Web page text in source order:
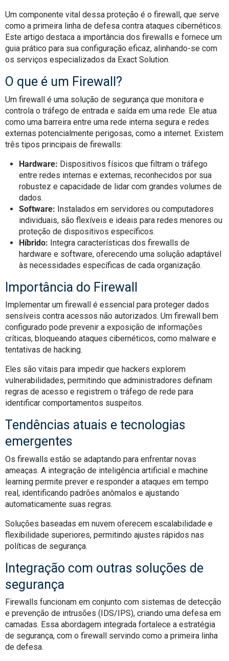
Um componente vital dessa proteção é o firewall, que serve
como a primeira linha de defesa contra ataques cibernéticos.
Este artigo destaca a importância dos firewalls e fornece um
guia prático para sua configuração eficaz, alinhando-se com
os serviços especializados da Exact Solution.
O que é um Firewall?
Um firewall é uma solução de segurança que monitora e
controla o tráfego de entrada e saída em uma rede. Ele atua
como uma barreira entre uma rede interna segura e redes
externas potencialmente perigosas, como a internet. Existem
três tipos principais de firewalls:
Hardware: Dispositivos físicos que filtram o tráfego
entre redes internas e externas, reconhecidos por sua
robustez e capacidade de lidar com grandes volumes de
dados.
Software: Instalados em servidores ou computadores
individuais, são flexíveis e ideais para redes menores ou
proteção de dispositivos específicos.
Híbrido: Integra características dos firewalls de
hardware e software, oferecendo uma solução adaptável
às necessidades específicas de cada organização.
Importância do Firewall
Implementar um firewall é essencial para proteger dados
sensíveis contra acessos não autorizados. Um firewall bem
configurado pode prevenir a exposição de informações
críticas, bloqueando ataques cibernéticos, como malware e
tentativas de hacking.
Eles são vitais para impedir que hackers explorem
vulnerabilidades, permitindo que administradores definam
regras de acesso e registrem o tráfego de rede para
identificar comportamentos suspeitos.
Tendências atuais e tecnologias
emergentes
Os firewalls estão se adaptando para enfrentar novas
ameaças. A integração de inteligência artificial e machine
learning permite prever e responder a ataques em tempo
real, identificando padrões anômalos e ajustando
automaticamente suas regras.
Soluções baseadas em nuvem oferecem escalabilidade e
flexibilidade superiores, permitindo ajustes rápidos nas
políticas de segurança.
Integração com outras soluções de
segurança
Firewalls funcionam em conjunto com sistemas de detecção
e prevenção de intrusões (IDS/IPS), criando uma defesa em
camadas. Essa abordagem integrada fortalece a estratégia
de segurança, com o firewall servindo como a primeira linha
de defesa.